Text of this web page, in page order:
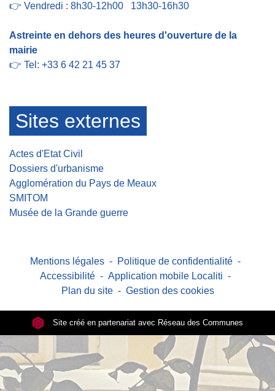
👉 Vendredi : 8h30-12h00 13h30-16h30
Astreinte en dehors des heures d'ouverture de la
mairie
👉 Tel: +33 6 42 21 45 37
Sites externes
Actes d'Etat Civil
Dossiers d'urbanisme
Agglomération du Pays de Meaux
SMITOM
Musée de la Grande guerre
Mentions légales - Politique de confidentialité -
Accessibilité - Application mobile Localiti -
Plan du site - Gestion des cookies
Site créé en partenariat avec Réseau des Communes